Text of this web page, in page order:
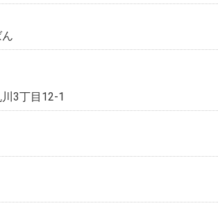
videa hazug csajok társasága 3. évad
3丁目12-1